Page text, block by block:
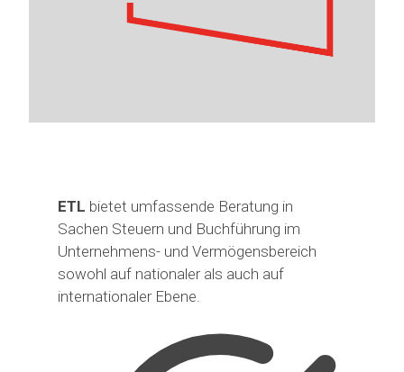
ETL bietet umfassende Beratung in
Sachen Steuern und Buchführung im
Unternehmens- und Vermögensbereich
sowohl auf nationaler als auch auf
internationaler Ebene.